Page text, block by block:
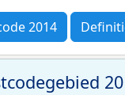
2014